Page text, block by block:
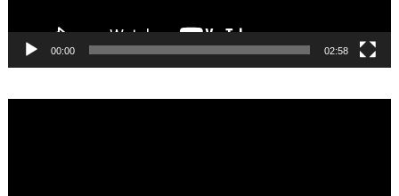
00:00 02:58